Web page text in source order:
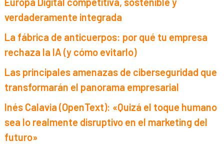
verdaderamente integrada
La fábrica de anticuerpos: por qué tu empresa
rechaza la IA (y cómo evitarlo)
Las principales amenazas de ciberseguridad que
transformarán el panorama empresarial
Inés Calavia (OpenText): «Quizá el toque humano
sea lo realmente disruptivo en el marketing del
futuro»